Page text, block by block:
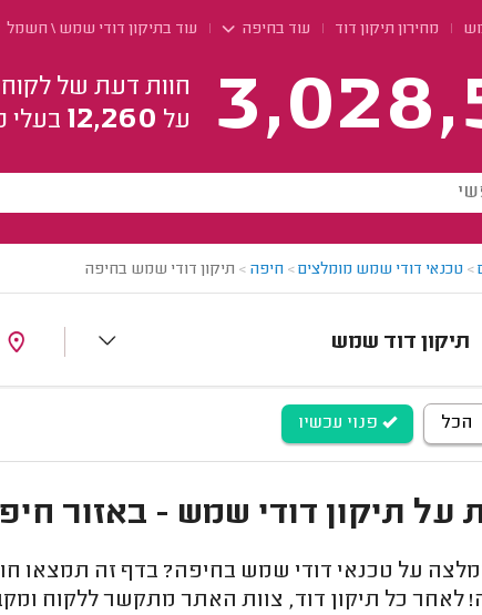
מחירון תיקון דוד עוד בחיפה עוד בתיקון דודי שמש \ חשמל
חוות דעת של
על 12,260 בעלי
> טכנאי דודי שמש מומלצים> חיפה > תיקון דודי שמש בחיפה
תיקון דוד שמש
הכל פנוי עכשיו
על תיקון דודי שמש - באזור
על טכנאי דודי שמש בחיפה? בדף זה תמצאו
לאחר כל תיקון דוד, צוות האתר מתקשר ללקוח